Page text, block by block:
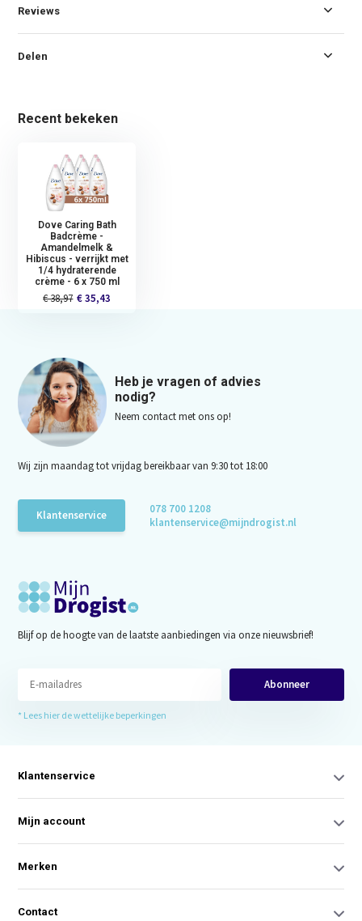
Reviews
Delen
Recent bekeken
Dove Caring Bath
Badcrème -
Amandelmelk &
Hibiscus - verrijkt met
1/4 hydraterende
crème - 6 x 750 ml
€ 38,97 € 35,43
Heb je vragen of advies
nodig?
Neem contact met ons op!
Wij zijn maandag tot vrijdag bereikbaar van 9:30 tot 18:00
Klantenservice
078 700 1208
klantenservice@mijndrogist.nl
Blijf op de hoogte van de laatste aanbiedingen via onze nieuwsbrief!
Abonneer
* Lees hier de wettelijke beperkingen
Klantenservice
Mijn account
Merken
Contact